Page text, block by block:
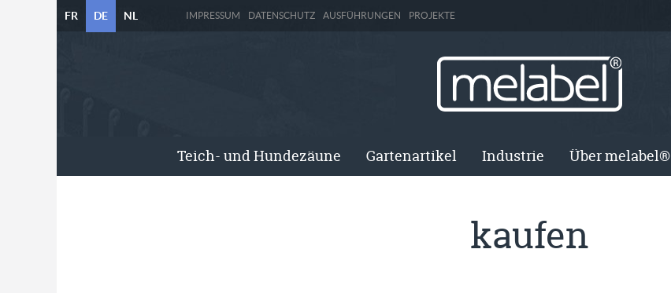
FR DE NL IMPRESSUM DATENSCHUTZ AUSFÜHRUNGEN PROJEKTE
Teich- und Hundezäune Gartenartikel Industrie Über melabel®
kaufen